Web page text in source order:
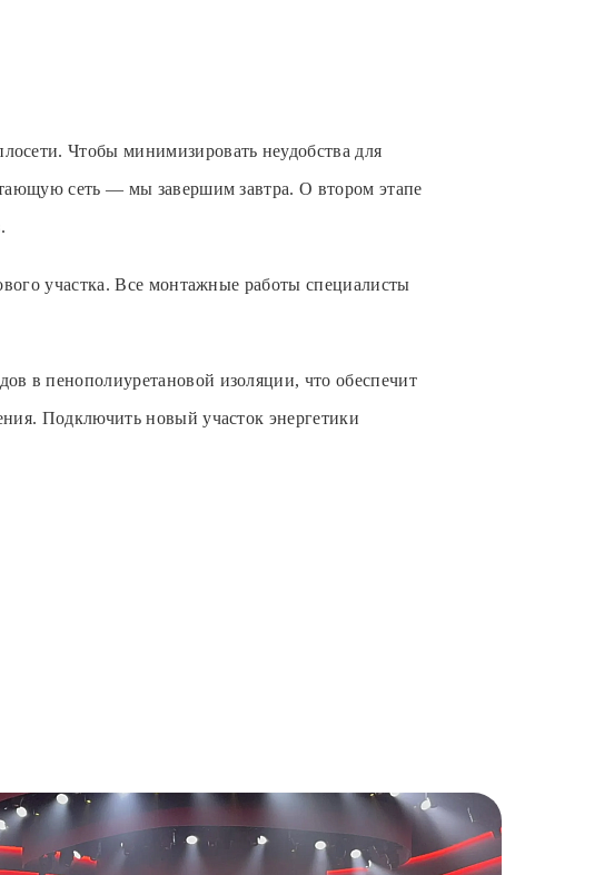
Чтобы минимизировать неудобства для
сеть — мы завершим завтра. О втором этапе
участка. Все монтажные работы специалисты
в пенополиуретановой изоляции, что обеспечит
Подключить новый участок энергетики